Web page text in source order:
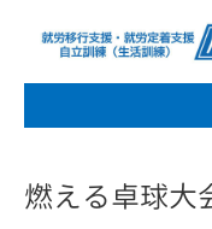
燃える卓球大